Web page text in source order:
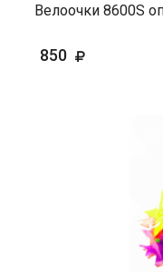
Велоочки 8600S
850